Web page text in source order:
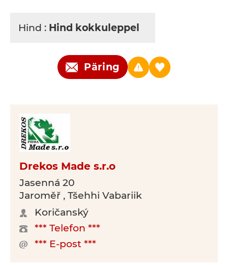
Hind : Hind kokkuleppel
Päring
Drekos Made s.r.o
Jasenná 20
Jaroměř , Tšehhi Vabariik
Koričanský
*** Telefon ***
*** E-post ***